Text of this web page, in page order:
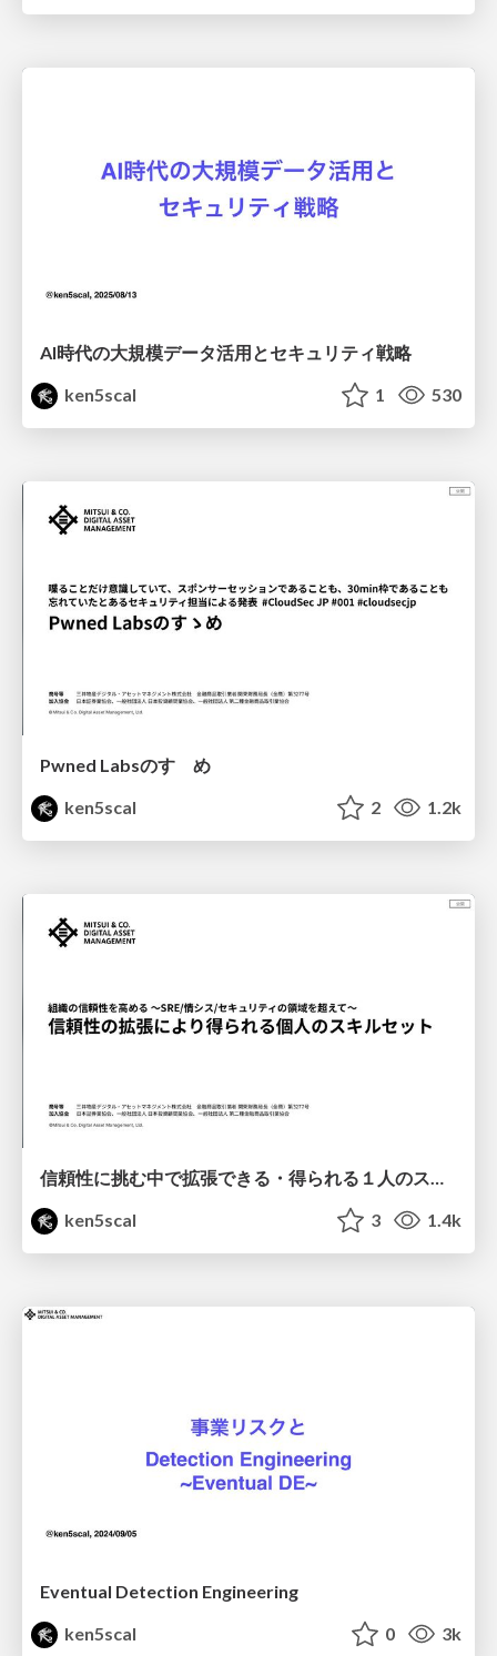
AI時代の大規模データ活用とセキュリティ戦略
ken5scal
1 530
Pwned Labsのすゝめ
ken5scal
2 1.2k
信頼性に挑む中で拡張できる・得られる１人のスキルセットとは？
ken5scal
3 1.4k
Eventual Detection Engineering
ken5scal
0 3k